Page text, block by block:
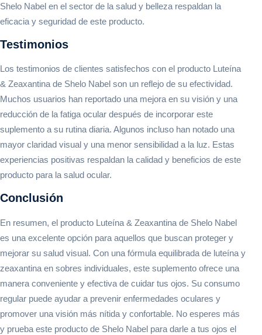
Shelo Nabel en el sector de la salud y belleza respaldan la
eficacia y seguridad de este producto.
Testimonios
Los testimonios de clientes satisfechos con el producto Luteína
& Zeaxantina de Shelo Nabel son un reflejo de su efectividad.
Muchos usuarios han reportado una mejora en su visión y una
reducción de la fatiga ocular después de incorporar este
suplemento a su rutina diaria. Algunos incluso han notado una
mayor claridad visual y una menor sensibilidad a la luz. Estas
experiencias positivas respaldan la calidad y beneficios de este
producto para la salud ocular.
Conclusión
En resumen, el producto Luteína & Zeaxantina de Shelo Nabel
es una excelente opción para aquellos que buscan proteger y
mejorar su salud visual. Con una fórmula equilibrada de luteína y
zeaxantina en sobres individuales, este suplemento ofrece una
manera conveniente y efectiva de cuidar tus ojos. Su consumo
regular puede ayudar a prevenir enfermedades oculares y
promover una visión más nítida y confortable. No esperes más
y prueba este producto de Shelo Nabel para darle a tus ojos el